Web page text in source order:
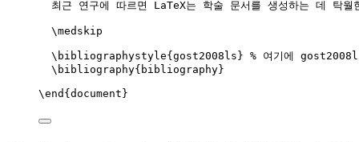
최근 연구에 따르면 LaTeX는 학술 문서를 생성하는 데 탁
\medskip
\bibliographystyle{gost2008ls} % 여기에
\bibliography{bibliography}
\end { document }